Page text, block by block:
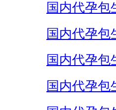
国内代孕包
国内代孕包
国内代孕包
国内代孕包